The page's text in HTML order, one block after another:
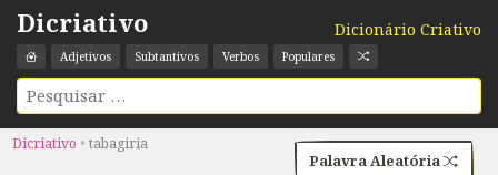
Dicriativo Dicionário Criativo
Adjetivos Subtantivos Verbos Populares
Dicriativo • tabagiria
Palavra Aleatória